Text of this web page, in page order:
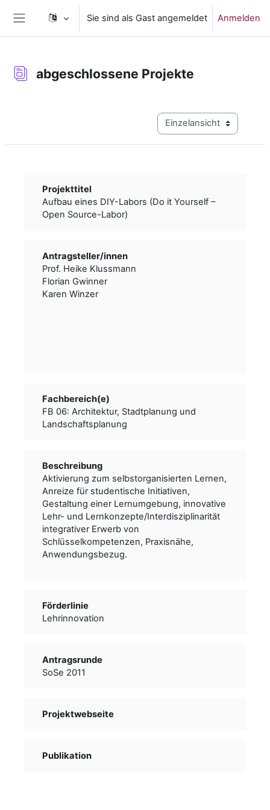
Website-Übersicht
Sie sind als Gast angemeldet Anmelden
abgeschlossene Projekte
Modus Tertiärnavigation
Projekttitel
Aufbau eines DIY-Labors (Do it Yourself –
Open Source-Labor)
Antragsteller/­­innen
Prof. Heike Klussmann
Florian Gwinner
Karen Winzer
Fachbereich(e)
FB 06: Architektur, Stadtplanung und
Landschaftsplanung
Beschreibung
Aktivierung zum selbstorganisierten Lernen,
Anreize für studentische Initiativen,
Gestaltung einer Lernumgebung, innovative
Lehr- und Lernkonzepte/Interdisziplinarität
integrativer Erwerb von
Schlüsselkompetenzen, Praxisnähe,
Anwendungsbezug.
Förderlinie
Lehrinnovation
Antragsrunde
SoSe 2011
Projektwebseite
Publikation